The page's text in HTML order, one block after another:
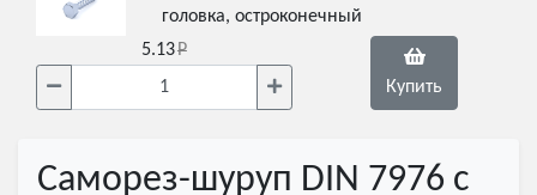
головка, остроконечный
5.13
Купить
Саморез-шуруп DIN 7976 с